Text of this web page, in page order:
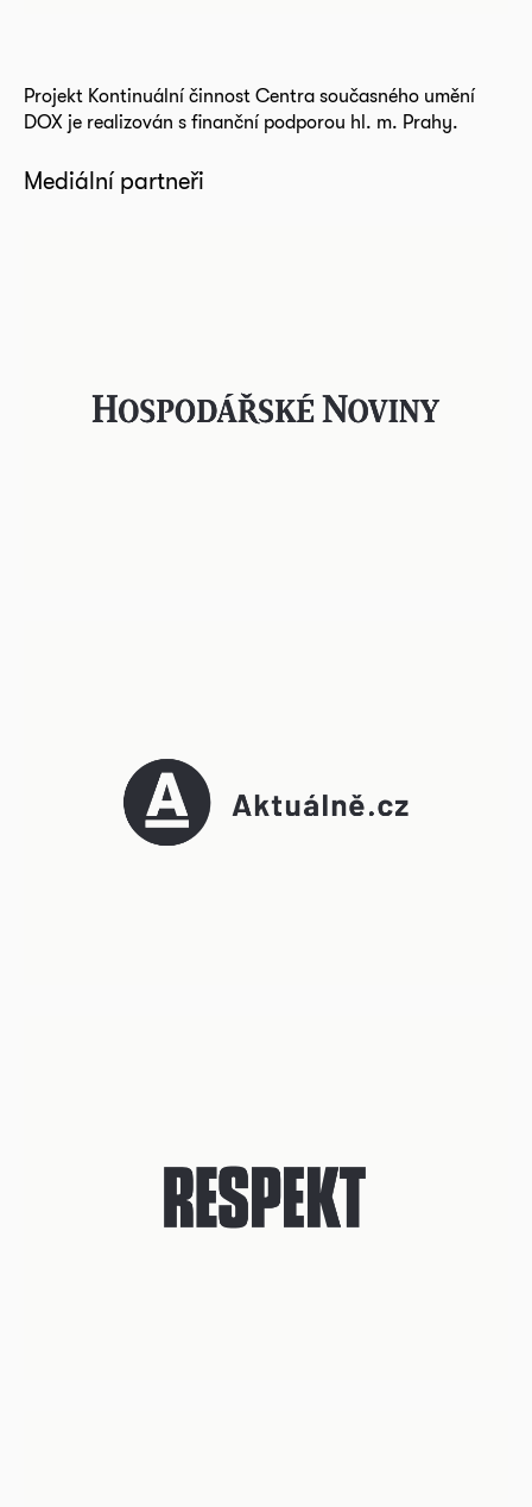
Projekt Kontinuální činnost Centra současného umění
DOX je realizován s finanční podporou hl. m. Prahy.
Mediální partneři